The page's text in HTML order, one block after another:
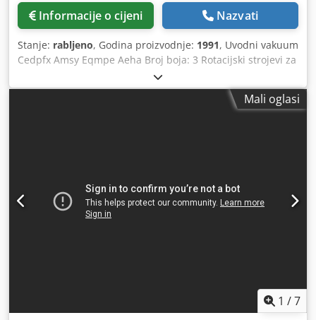
Informacije o cijeni Nazvati
Stanje: rabljeno, Godina proizvodnje: 1991, Uvodni vakuum
Cedpfx Amsy Eqmpe Aeha Broj boja: 3 Rotacijski strojevi za
štancanje Stroj za savijanje i lijepljenje Stroj za vezivanje
Mali oglasi
1 /7